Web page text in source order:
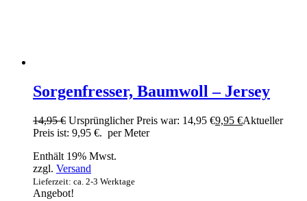
Sorgenfresser, Baumwoll – Jersey
14,95€ Ursprünglicher Preis war: 14,95 €9,95 €Aktueller
Preis ist: 9,95 €. per Meter
Enthält 19% Mwst.
zzgl. Versand
Lieferzeit: ca. 2-3 Werktage
Angebot!